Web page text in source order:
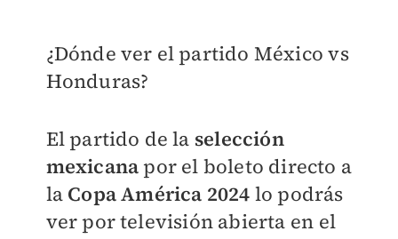
¿Dónde ver el partido México vs
Honduras?
El partido de la selección
mexicana por el boleto directo a
la Copa América 2024 lo podrás
ver por televisión abierta en el